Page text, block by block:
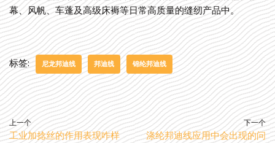
幕、风帆、车蓬及高级床褥等日常高质量的缝纫产品中。
标签: 尼龙邦迪线 邦迪线 锦纶邦迪线
上一个
工业加捻丝的作用表现咋样
下一个
涤纶邦迪线应用中会出现的问